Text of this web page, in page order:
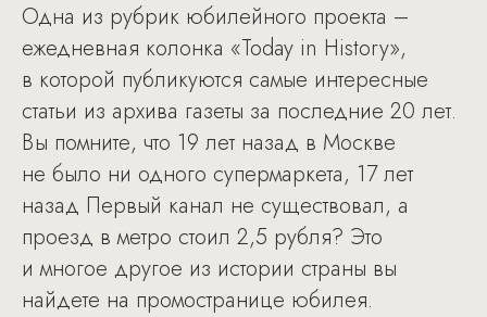
Одна из рубрик юбилейного проекта –
ежедневная колонка «Today in History»,
в которой публикуются самые интересные
статьи из архива газеты за последние 20 лет.
Вы помните, что 19 лет назад в Москве
не было ни одного супермаркета, 17 лет
назад Первый канал не существовал, а
проезд в метро стоил 2,5 рубля? Это
и многое другое из истории страны вы
найдете на промостранице юбилея.